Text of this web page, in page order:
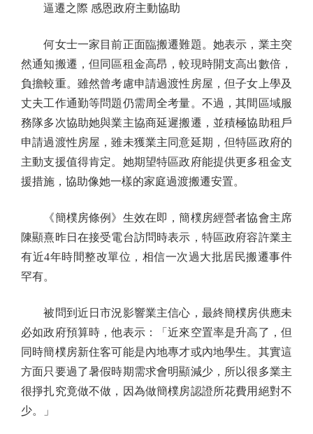
逼遷之際 感恩政府主動協助
何女士一家目前正面臨搬遷難題。她表示，業主突
然通知搬遷，但同區租金高昂，較現時開支高出數倍，
負擔較重。雖然曾考慮申請過渡性房屋，但子女上學及
丈夫工作通勤等問題仍需周全考量。不過，其間區域服
務隊多次協助她與業主協商延遲搬遷，並積極協助租戶
申請過渡性房屋，雖未獲業主同意延期，但特區政府的
主動支援值得肯定。她期望特區政府能提供更多租金支
援措施，協助像她一樣的家庭過渡搬遷安置。
《簡樸房條例》生效在即，簡樸房經營者協會主席
陳顯熹昨日在接受電台訪問時表示，特區政府容許業主
有近4年時間整改單位，相信一次過大批居民搬遷事件
罕有。
被問到近日市況影響業主信心，最終簡樸房供應未
必如政府預算時，他表示：「近來空置率是升高了，但
同時簡樸房新住客可能是內地專才或內地學生。其實這
方面只要過了暑假時期需求會明顯減少，所以很多業主
很掙扎究竟做不做，因為做簡樸房認證所花費用絕對不
少。」